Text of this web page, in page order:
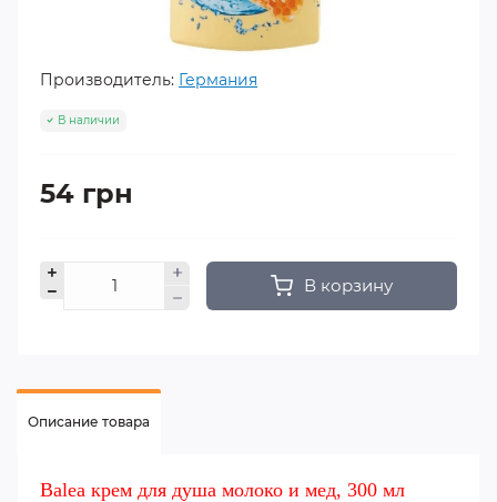
Производитель: Германия
В наличии
54 грн
В корзину
Описание товара
Balea крем для душа молоко и мед, 300 мл